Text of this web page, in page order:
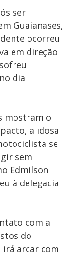
ser
Guaianases,
ocorreu
em direção
dia
mostram o
a idosa
se
sem
Edmilson
à delegacia
com a
do
irá arcar com